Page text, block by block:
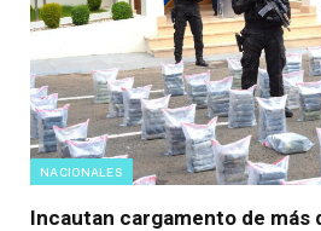
NACIONALES
Incautan cargamento de más